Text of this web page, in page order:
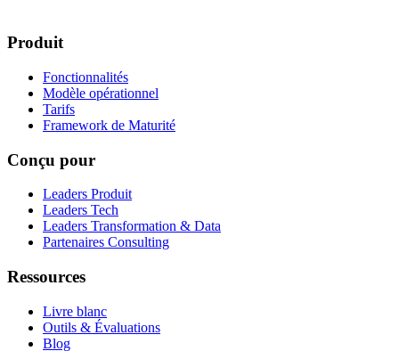
Produit
Fonctionnalités
Modèle opérationnel
Tarifs
Framework de Maturité
Conçu pour
Leaders Produit
Leaders Tech
Leaders Transformation & Data
Partenaires Consulting
Ressources
Livre blanc
Outils & Évaluations
Blog